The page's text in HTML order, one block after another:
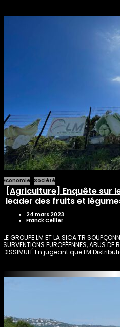
Economie Société
[Agriculture] Enquête sur
leader des fruits et
24 mars 2023
Franck Cellier
LE GROUPE LM ET LA SICA TR
SUBVENTIONS EUROPÉENNES, ABUS DE
DISSIMULÉ En jugeant que LM